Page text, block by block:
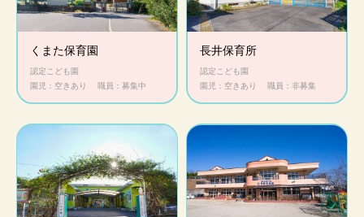
くまた保育園
認定こども園
園児：空きあり
職員：募集中
長井保育所
認定こども園
園児：空きあり
職員：非募集